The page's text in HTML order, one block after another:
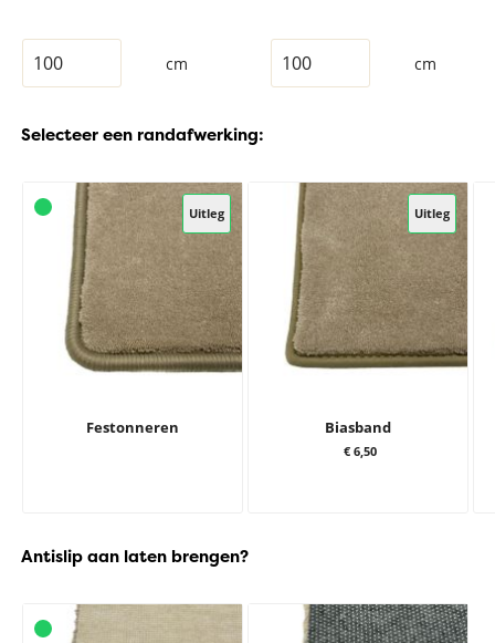
cm cm
Selecteer een randafwerking:
Uitleg
Festonneren
Uitleg
Biasband
€ 6,50
Antislip aan laten brengen?